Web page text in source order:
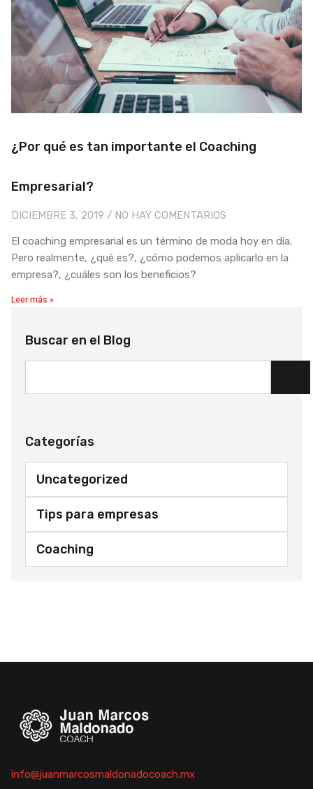
¿Por qué es tan importante el Coaching
Empresarial?
DICIEMBRE 3, 2019 NO HAY COMENTARIOS
El coaching empresarial es un término de moda hoy en día.
Pero realmente, ¿qué es?, ¿cómo podemos aplicarlo en la
empresa?, ¿cuáles son los beneficios?
Leer más »
Buscar en el Blog
Categorías
Uncategorized
Tips para empresas
Coaching
info@juanmarcosmaldonadocoach.mx